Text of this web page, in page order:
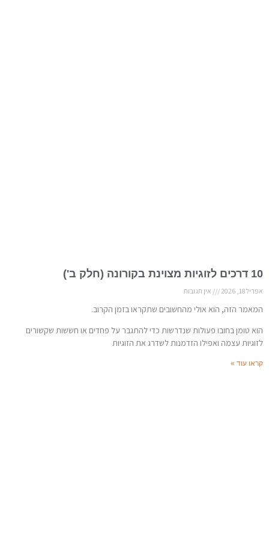
10 דרכים לזוגיות מצוינת בקורונה (חלק ב')
אפריל 18, 2026 אין תגובות
המאמר הזה, הוא אולי מהחשובים שתקראו בזמן הקרוב.
הוא טומן בחובו פעולות שנדרשות כדי להתגבר על פחדים או חששות שקשורים
לזוגיות עצמה ואפילו הזדמנות לשדרג את הזוגיות
קראו עוד »